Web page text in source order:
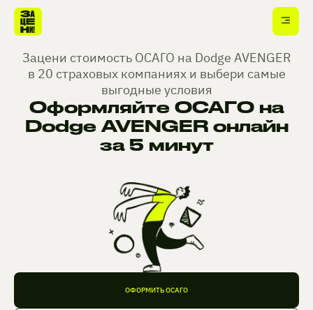
Зацени стоимость ОСАГО на Dodge AVENGER
в 20 страховых компаниях и выбери самые
выгодные условия
Оформляйте ОСАГО на
Dodge AVENGER онлайн
за 5 минут
ОФОРМИТЬ ОСАГО